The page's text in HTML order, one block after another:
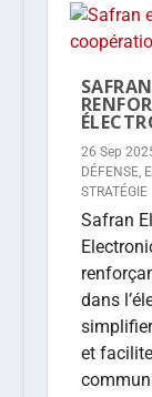
26 Sep
DÉFENSE,
STRATÉGIE
Safran
dans
et